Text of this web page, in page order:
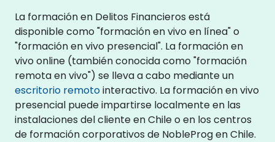
La formación en Delitos Financieros está
disponible como "formación en vivo en línea" o
"formación en vivo presencial". La formación en
vivo online (también conocida como "formación
remota en vivo") se lleva a cabo mediante un
escritorio remotointeractivo. La formación en vivo
presencial puede impartirse localmente en las
instalaciones del cliente en Chile o en los centros
de formación corporativos de NobleProg en Chile.